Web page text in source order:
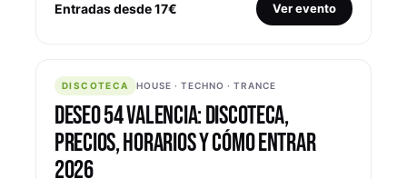
Entradas desde 17€ Ver evento
DISCOTECA
DISCOTECA HOUSE · TECHNO · TRANCE
DESEO 54 VALENCIA: DISCOTECA,
PRECIOS, HORARIOS Y CÓMO ENTRAR
2026